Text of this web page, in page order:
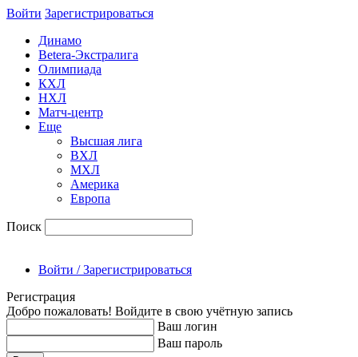
Войти Зарегиcтрироваться
Динамо
Betera-Экстралига
Олимпиада
КХЛ
НХЛ
Матч-центр
Еще
Высшая лига
ВХЛ
МХЛ
Америка
Европа
Поиск
Войти / Зарегистрироваться
Регистрация
Добро пожаловать! Войдите в свою учётную запись
Ваш логин
Ваш пароль